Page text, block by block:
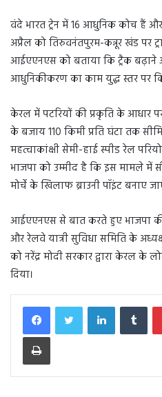
वंदे भारत ट्रेन में 16 आधुनिक कोच हैं
अप्रैल को तिरुवनंतपुरम-कन्नूर खंड पर
आईएएनएस को बताया कि ट्रैक बढ़ाने
आधुनिकीकरण का काम युद्ध स्तर पर
केरल में पटरियों की प्रकृति के आधार
के बजाय 110 किमी प्रति घंटा तक
महत्वाकांक्षी सेमी-हाई स्पीड रेल
भाजपा को उम्मीद है कि इस मामले में
मोर्चे के खिलाफ ब्राउनी पॉइंट बनाए
आईएएनएस से बात करते हुए भाजपा की
और रेलवे यात्री सुविधा समिति के
को नरेंद्र मोदी सरकार द्वारा केरल के
दिया।
LinkedIn
Print